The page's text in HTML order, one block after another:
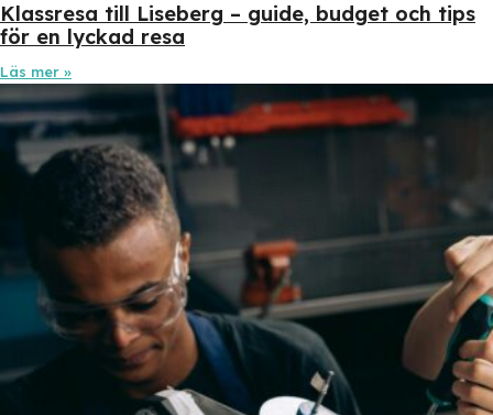
Klassresa till Liseberg – guide, budget och tips
för en lyckad resa
Läs mer »